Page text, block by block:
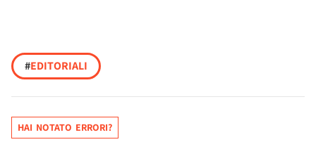
#EDITORIALI
HAI NOTATO ERRORI?